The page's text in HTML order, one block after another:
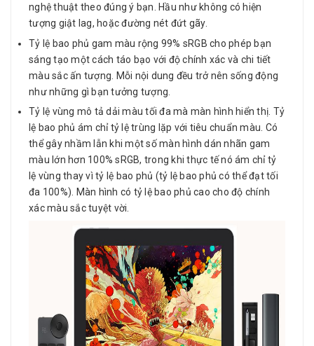
nghệ thuật theo đúng ý bạn. Hầu như không có hiện
tượng giật lag, hoặc đường nét đứt gãy.
Tỷ lệ bao phủ gam màu rộng 99% sRGB cho phép bạn
sáng tạo một cách táo bạo với độ chính xác và chi tiết
màu sắc ấn tượng. Mỗi nội dung đều trở nên sống động
như những gì bạn tưởng tượng.
Tỷ lệ vùng mô tả dải màu tối đa mà màn hình hiển thị. Tỷ
lệ bao phủ ám chỉ tỷ lệ trùng lặp với tiêu chuẩn màu. Có
thể gây nhầm lẫn khi một số màn hình dán nhãn gam
màu lớn hơn 100% sRGB, trong khi thực tế nó ám chỉ tỷ
lệ vùng thay vì tỷ lệ bao phủ (tỷ lệ bao phủ có thể đạt tối
đa 100%). Màn hình có tỷ lệ bao phủ cao cho độ chính
xác màu sắc tuyệt vời.